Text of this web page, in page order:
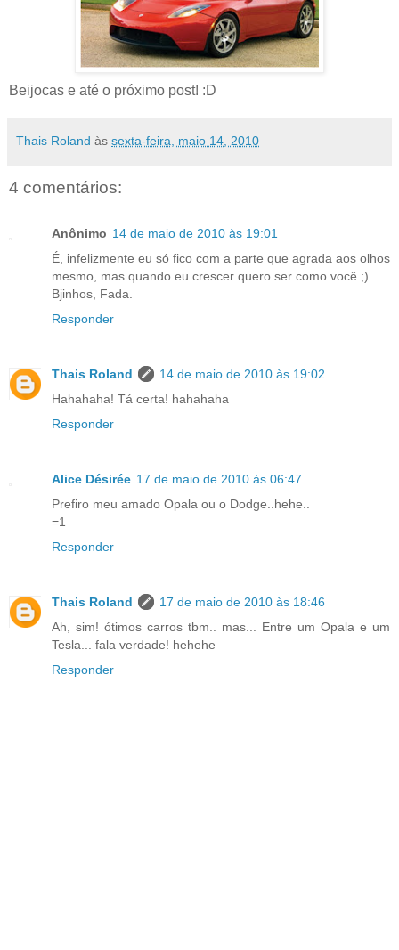
Beijocas e até o próximo post! :D
Thais Roland às sexta-feira, maio 14, 2010
4 comentários:
Anônimo 14 de maio de 2010 às 19:01
É, infelizmente eu só fico com a parte que agrada aos olhos
mesmo, mas quando eu crescer quero ser como você ;)
Bjinhos, Fada.
Responder
Thais Roland
14 de maio de 2010 às 19:02
Hahahaha! Tá certa! hahahaha
Responder
Alice Désirée 17 de maio de 2010 às 06:47
Prefiro meu amado Opala ou o Dodge..hehe..
=1
Responder
Thais Roland
17 de maio de 2010 às 18:46
Ah, sim! ótimos carros tbm.. mas... Entre um Opala e um
Tesla... fala verdade! hehehe
Responder